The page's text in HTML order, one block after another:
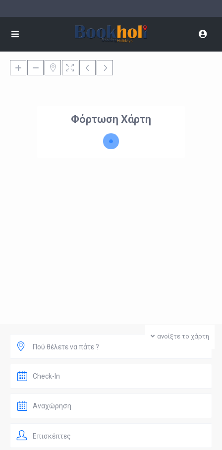
Φόρτωση Χάρτη
ανοίξτε το χάρτη
Πού θέλετε να πάτε ?
Επισκέπτες